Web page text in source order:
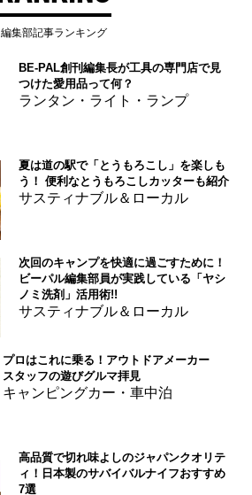
編集部記事ランキング
BE-PAL創刊編集長が工具の専門店で見
つけた愛用品って何？
ランタン・ライト・ランプ
夏は道の駅で「とうもろこし」を楽しも
う！ 便利なとうもろこしカッターも紹介
サスティナブル＆ローカル
次回のキャンプを快適に過ごすために！
ビーパル編集部員が実践している「ヤシ
ノミ洗剤」活用術!!
サスティナブル＆ローカル
プロはこれに乗る！アウトドアメーカー
スタッフの遊びグルマ拝見
キャンピングカー・車中泊
高品質で切れ味よしのジャパンクオリテ
ィ！日本製のサバイバルナイフおすすめ
7選